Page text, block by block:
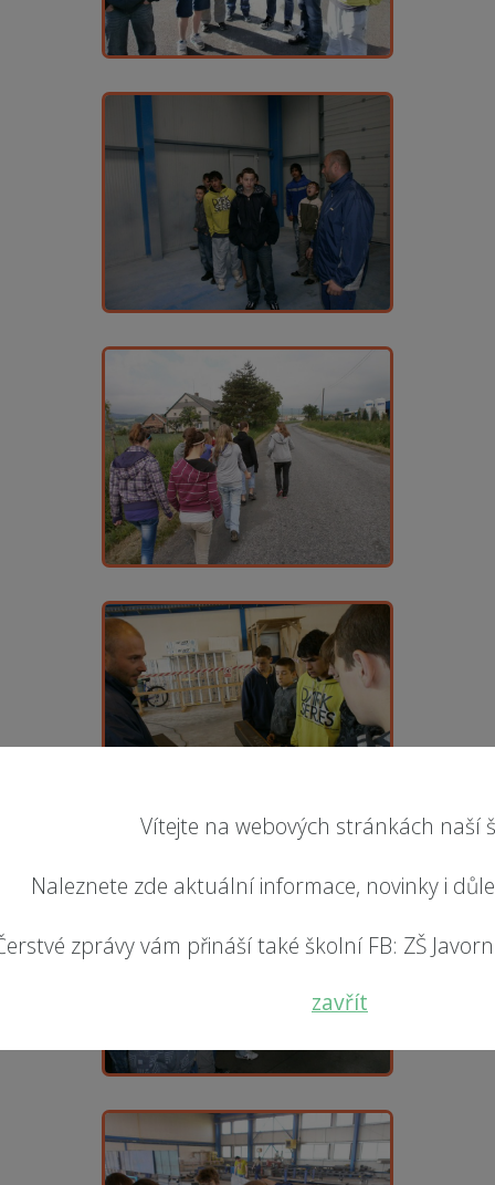
Vítejte na webových stránkách naší
Naleznete zde aktuální informace, novinky i
zprávy vám přináší také školní FB: ZŠ
zavřít